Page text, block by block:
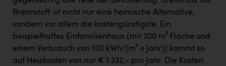
Brennstoff ist nicht nur eine heimische Alternative,
sondern vor allem die kostengünstigste. Ein
beispielhaftes Einfamilienhaus (mit 200 m² Fläche und
einem Verbrauch von 100 kWh/(m² x Jahr)) kommt so
auf Heizkosten von nur € 1.232,- pro Jahr. Die Kosten